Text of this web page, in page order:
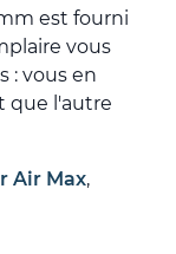
est fourni
vous
: vous en
que l'autre
Air Max,